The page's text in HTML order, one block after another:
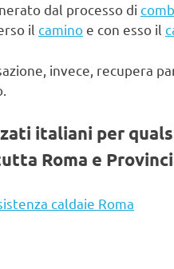
dal processo di
il camino e con esso il
invece, recupera
italiani per
Roma e
caldaie Roma